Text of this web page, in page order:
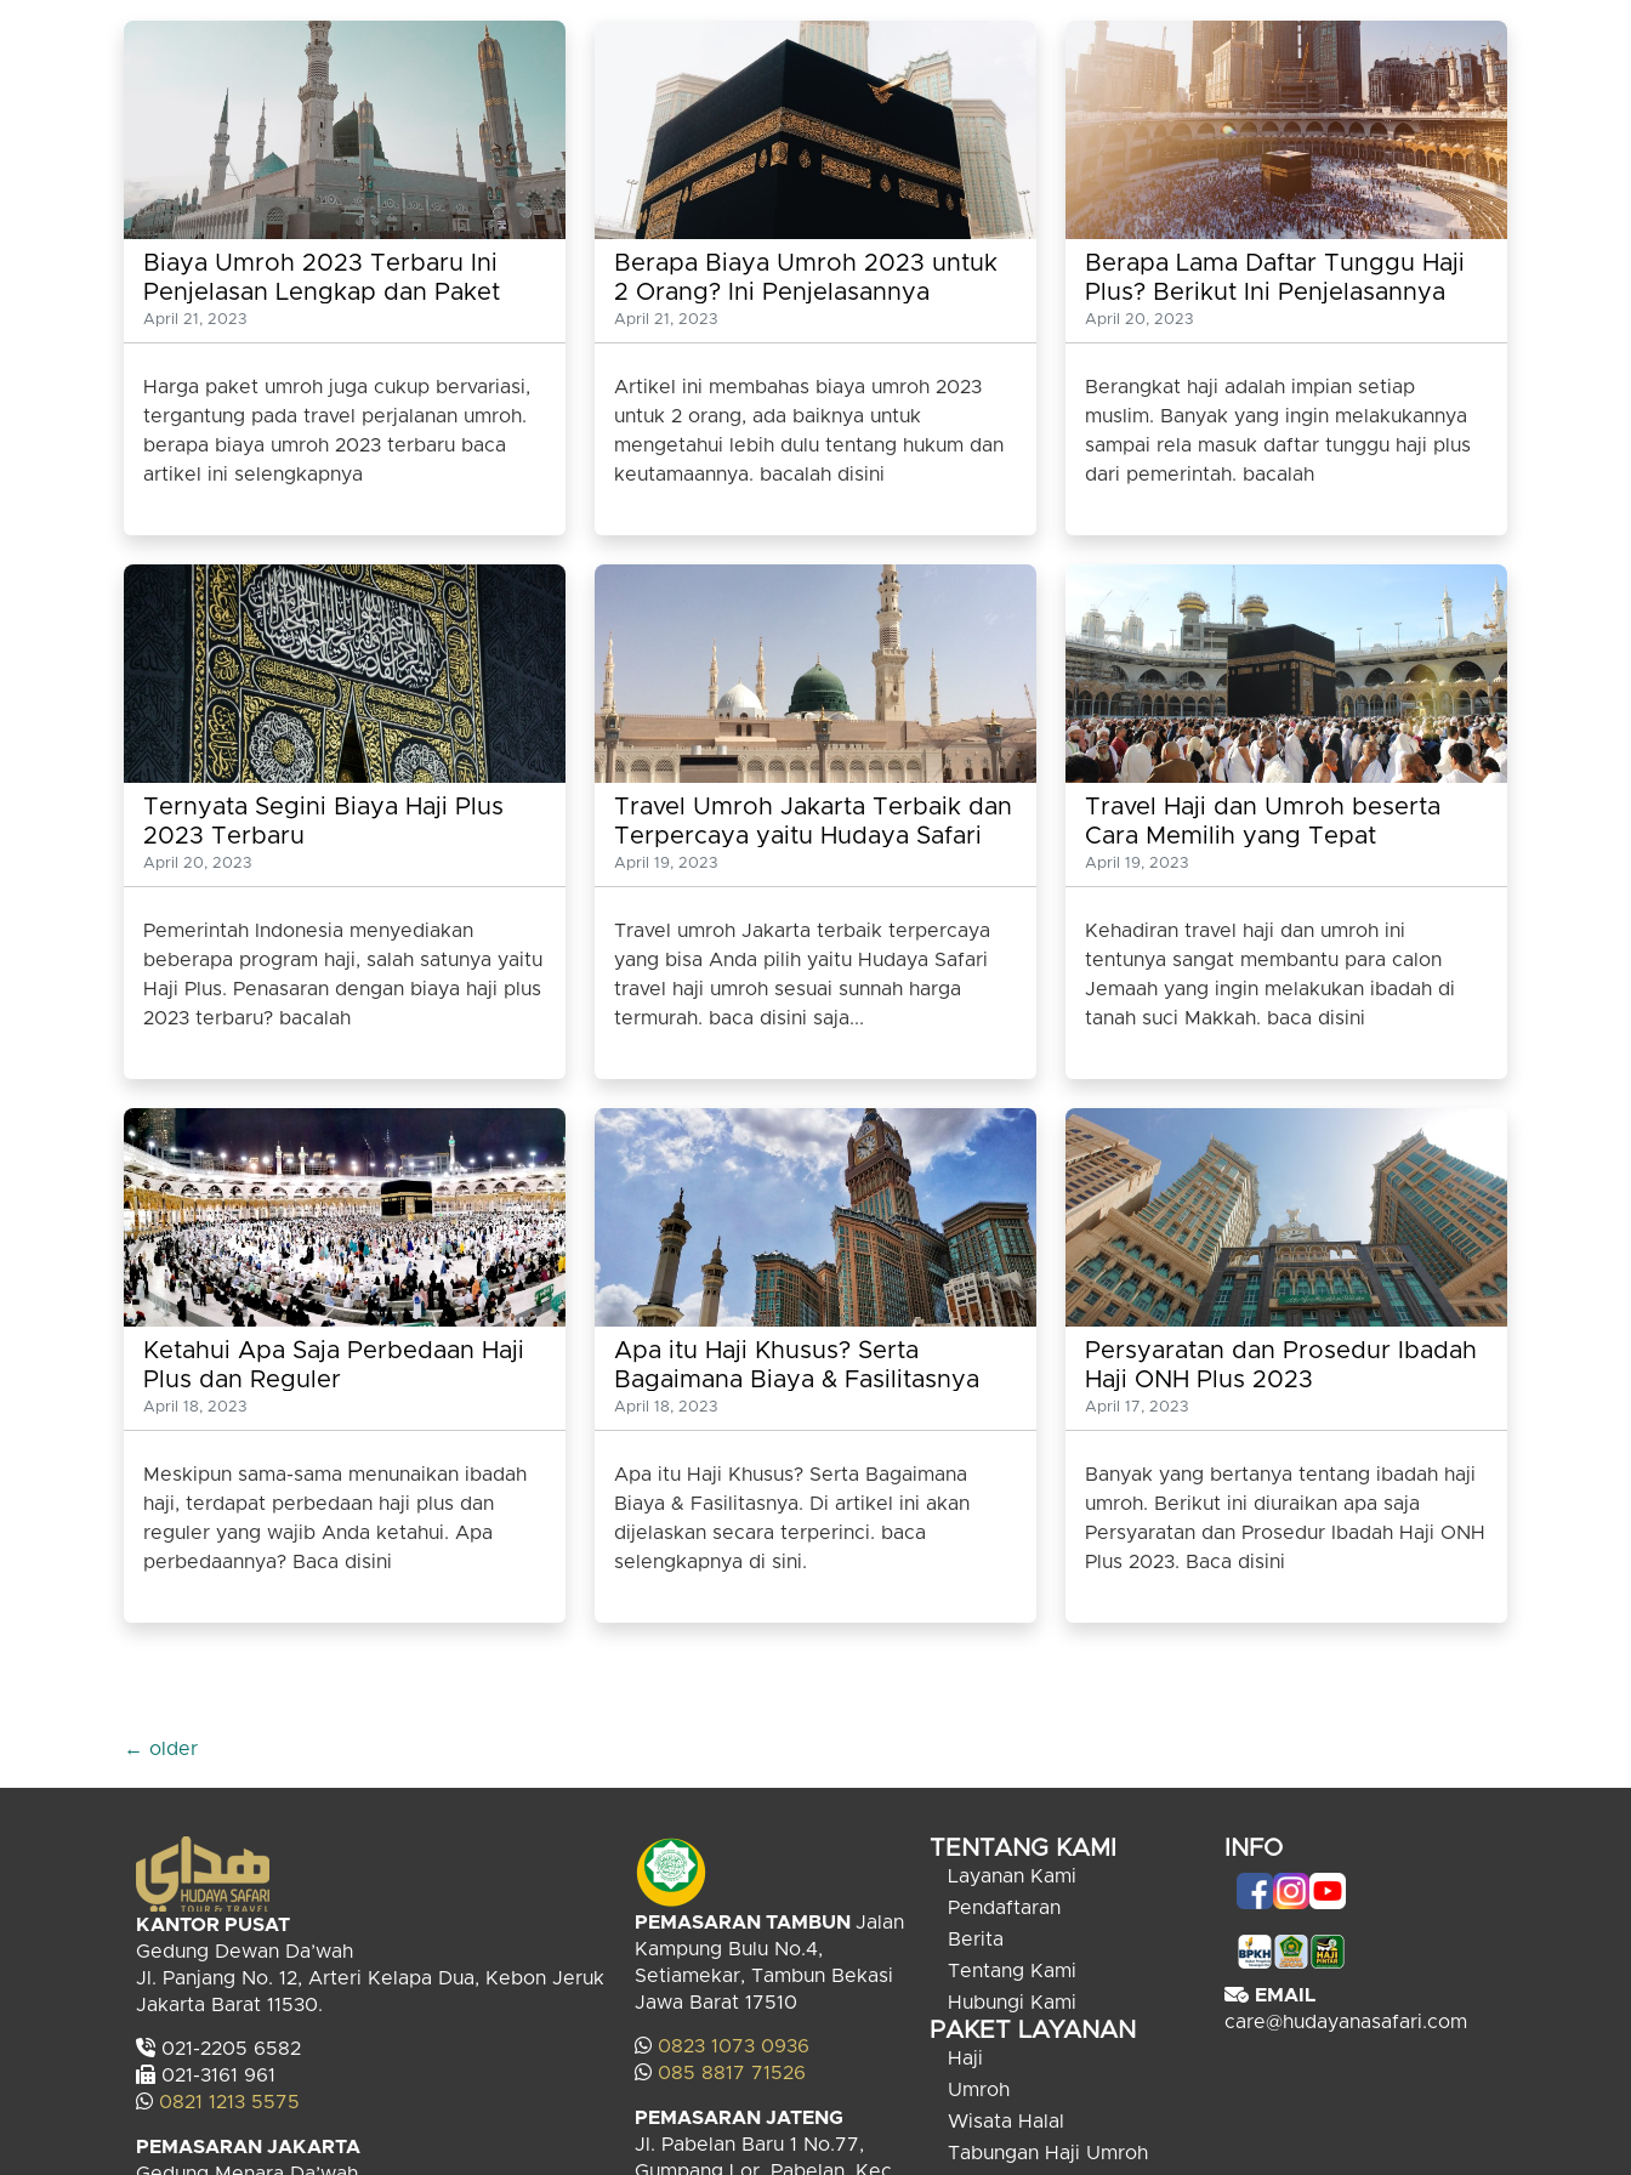
Biaya Umroh 2023 Terbaru Ini
Penjelasan Lengkap dan Paket
Umrohnya
April 21, 2023
Harga paket umroh juga cukup bervariasi,
tergantung pada travel perjalanan umroh.
berapa biaya umroh 2023 terbaru baca
artikel ini selengkapnya
Berapa Biaya Umroh 2023 untuk
2 Orang? Ini Penjelasannya
April 21, 2023
Artikel ini membahas biaya umroh 2023
untuk 2 orang, ada baiknya untuk
mengetahui lebih dulu tentang hukum dan
keutamaannya. bacalah disini
Berapa Lama Daftar Tunggu Haji
Plus? Berikut Ini Penjelasannya
Lengkapnya
April 20, 2023
Berangkat haji adalah impian setiap
muslim. Banyak yang ingin melakukannya
sampai rela masuk daftar tunggu haji plus
dari pemerintah. bacalah
Ternyata Segini Biaya Haji Plus
2023 Terbaru
April 20, 2023
Pemerintah Indonesia menyediakan
beberapa program haji, salah satunya yaitu
Haji Plus. Penasaran dengan biaya haji plus
2023 terbaru? bacalah
Travel Umroh Jakarta Terbaik dan
Terpercaya yaitu Hudaya Safari
April 19, 2023
Travel umroh Jakarta terbaik terpercaya
yang bisa Anda pilih yaitu Hudaya Safari
travel haji umroh sesuai sunnah harga
termurah. baca disini saja...
Travel Haji dan Umroh beserta
Cara Memilih yang Tepat
April 19, 2023
Kehadiran travel haji dan umroh ini
tentunya sangat membantu para calon
Jemaah yang ingin melakukan ibadah di
tanah suci Makkah. baca disini
Ketahui Apa Saja Perbedaan Haji
Plus dan Reguler
April 18, 2023
Meskipun sama-sama menunaikan ibadah
haji, terdapat perbedaan haji plus dan
reguler yang wajib Anda ketahui. Apa
perbedaannya? Baca disini
Apa itu Haji Khusus? Serta
Bagaimana Biaya & Fasilitasnya
April 18, 2023
Apa itu Haji Khusus? Serta Bagaimana
Biaya & Fasilitasnya. Di artikel ini akan
dijelaskan secara terperinci. baca
selengkapnya di sini.
Persyaratan dan Prosedur Ibadah
Haji ONH Plus 2023
April 17, 2023
Banyak yang bertanya tentang ibadah haji
umroh. Berikut ini diuraikan apa saja
Persyaratan dan Prosedur Ibadah Haji ONH
Plus 2023. Baca disini
← older
KANTOR PUSAT
Gedung Dewan Da’wah
Jl. Panjang No. 12, Arteri Kelapa Dua, Kebon Jeruk
Jakarta Barat 11530.
021-2205 6582
021-3161 961
0821 1213 5575
PEMASARAN JAKARTA
PEMASARAN TAMBUNJalan
Kampung Bulu No.4,
Setiamekar, Tambun Bekasi
Jawa Barat 17510
0823 1073 0936
085 8817 71526
PEMASARAN JATENG
Jl. Pabelan Baru 1 No.77,
Gumpang Lor, Pabelan, Kec.
TENTANG KAMI
Layanan Kami
Pendaftaran
Berita
Tentang Kami
Hubungi Kami
PAKET LAYANAN
Haji
Umroh
Wisata Halal
Tabungan Haji Umroh
INFO
EMAIL
care@hudayanasafari.com